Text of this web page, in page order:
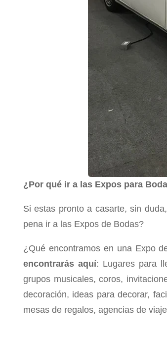
¿Por qué ir a las Expos para
Si estas pronto a casarte, sin
pena ir a las Expos de Bodas?
¿Qué encontramos en una Expo
encontrarás aquí: Lugares para
grupos musicales, coros,
decoración, ideas para decorar,
mesas de regalos, agencias de